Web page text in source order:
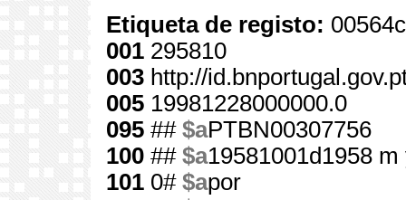
Etiqueta de registo:
001 295810
003 http://
005 19981228000000.0
095 ## $aPTBN00307756
100 ## $a19581001d1958
101 0# $apor